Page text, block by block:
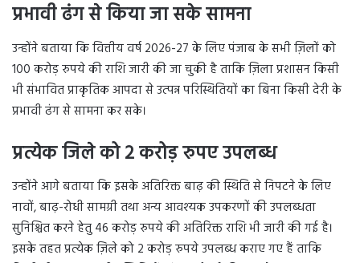
प्रभावी ढंग से किया जा सके सामना
उन्होंने बताया कि वित्तीय वर्ष 2026-27 के लिए पंजाब के सभी ज़िलों को
100 करोड़ रुपये की राशि जारी की जा चुकी है ताकि ज़िला प्रशासन किसी
भी संभावित प्राकृतिक आपदा से उत्पन्न परिस्थितियों का बिना किसी देरी के
प्रभावी ढंग से सामना कर सके।
प्रत्येक जिले को 2 करोड़ रुपए उपलब्ध
उन्होंने आगे बताया कि इसके अतिरिक्त बाढ़ की स्थिति से निपटने के लिए
नावों, बाढ़-रोधी सामग्री तथा अन्य आवश्यक उपकरणों की उपलब्धता
सुनिश्चित करने हेतु 46 करोड़ रुपये की अतिरिक्त राशि भी जारी की गई है।
इसके तहत प्रत्येक ज़िले को 2 करोड़ रुपये उपलब्ध कराए गए हैं ताकि